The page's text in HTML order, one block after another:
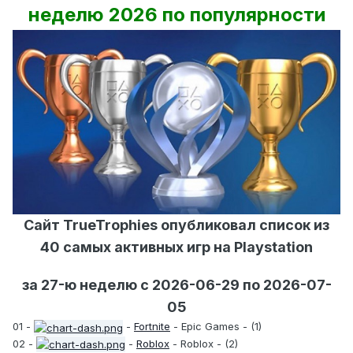
неделю 2026 по популярности
Сайт TrueTrophies опубликовал список из
40 самых активных игр на Playstation
за 27-ю неделю с 2026-06-29 по 2026-07-
05
01 - - Fortnite - Epic Games - (1)
02 -
- Roblox - Roblox - (2)